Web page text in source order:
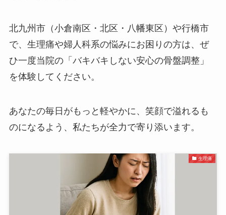
北九州市（小倉南区・北区・八幡東区）や行橋市
で、生理痛や婦人科系の悩みにお困りの方は、ぜ
ひ一度当院の「バキバキしない安心の骨盤調整」
を体験してください。
あなたの毎日がもっと軽やかに、笑顔で溢れるも
のになるよう、私たちが全力で寄り添います。
生理痛